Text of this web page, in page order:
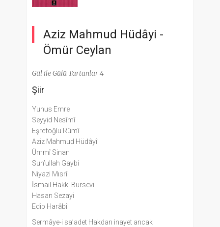
Aziz Mahmud Hüdâyi -
Ömür Ceylan
Gül ile Gülü Tartanlar 4
Şiir
Yunus Emre
Seyyid Nesîmî
Eşrefoğlu Rûmî
Aziz Mahmud Hüdâyî
Ümmî Sinan
Sun’ullah Gaybi
Niyazi Mısrî
İsmail Hakkı Bursevi
Hasan Sezayi
Edip Harâbî
Sermâye-i sa’adet Hakdan inayet ancak